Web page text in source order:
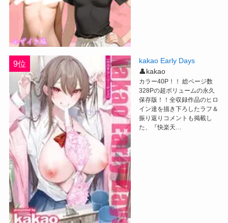
9位
kakao Early Days
👤kakao
カラー40P！！ 総ページ数
328Pの超ボリュームの永久
保存版！！全収録作品のヒロ
イン達を描き下ろしたラフ＆
振り返りコメントも掲載し
た、『快楽天…